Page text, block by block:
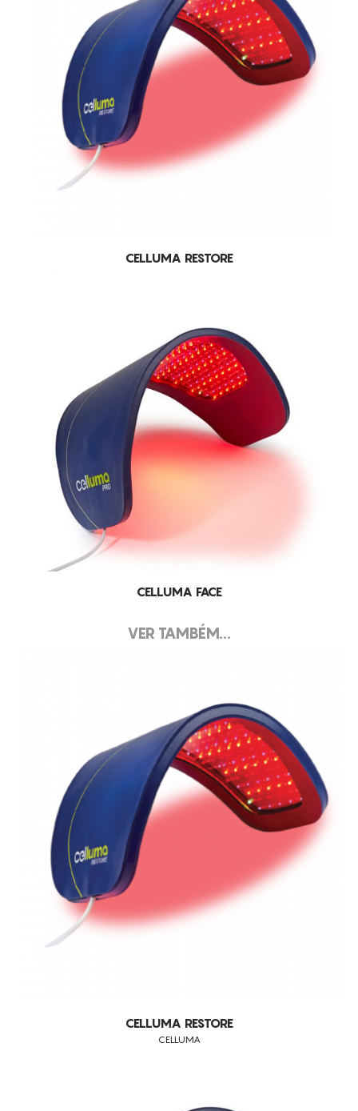
Rápida recuperação
todos os tipos de pele
CELLUMA RESTORE
CELLUMA FACE
VER TAMBÉM...
CELLUMA RESTORE
CELLUMA